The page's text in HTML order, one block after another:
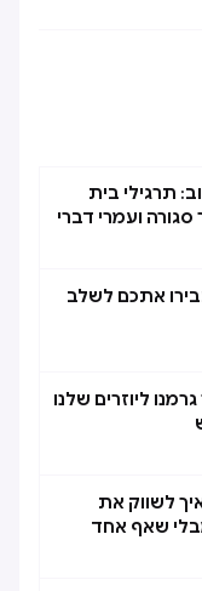
תרגילי בית
אתכם לשלב
ליוזרים שלנו
לשווק את
שאף אחד